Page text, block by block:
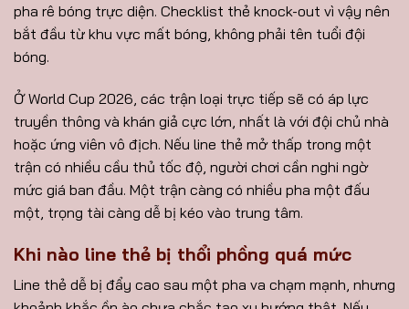
pha rê bóng trực diện. Checklist thẻ knock-out vì vậy nên
bắt đầu từ khu vực mất bóng, không phải tên tuổi đội
bóng.
Ở World Cup 2026, các trận loại trực tiếp sẽ có áp lực
truyền thông và khán giả cực lớn, nhất là với đội chủ nhà
hoặc ứng viên vô địch. Nếu line thẻ mở thấp trong một
trận có nhiều cầu thủ tốc độ, người chơi cần nghi ngờ
mức giá ban đầu. Một trận càng có nhiều pha một đấu
một, trọng tài càng dễ bị kéo vào trung tâm.
Khi nào line thẻ bị thổi phồng quá mức
Line thẻ dễ bị đẩy cao sau một pha va chạm mạnh, nhưng